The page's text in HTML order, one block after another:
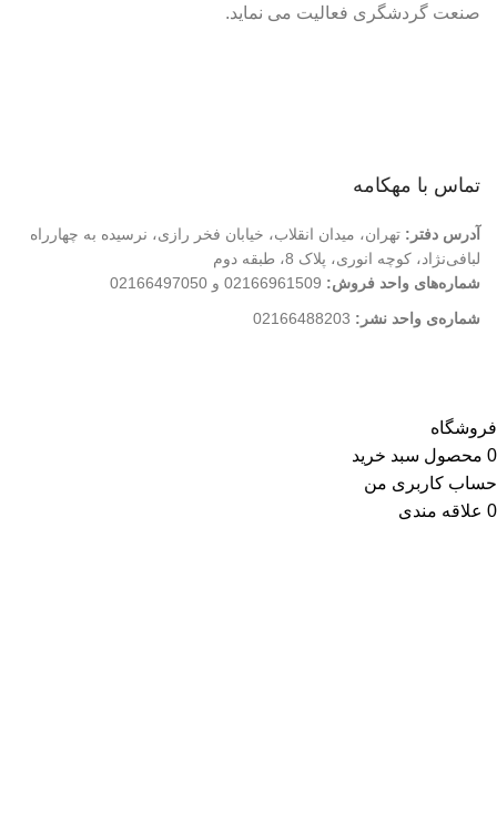
صنعت گردشگری فعالیت می نماید.
تماس با مهکامه
آدرس دفتر: تهران، میدان انقلاب، خیابان فخر رازی، نرسیده به چهارراه
لبافی‌نژاد، کوچه انوری، پلاک 8، طبقه دوم
شماره‌های واحد فروش: 02166961509 و 02166497050
شماره‌‌ی واحد نشر:
فروشگاه
0 محصول سبد خرید
حساب کاربری من
0 علاقه مندی